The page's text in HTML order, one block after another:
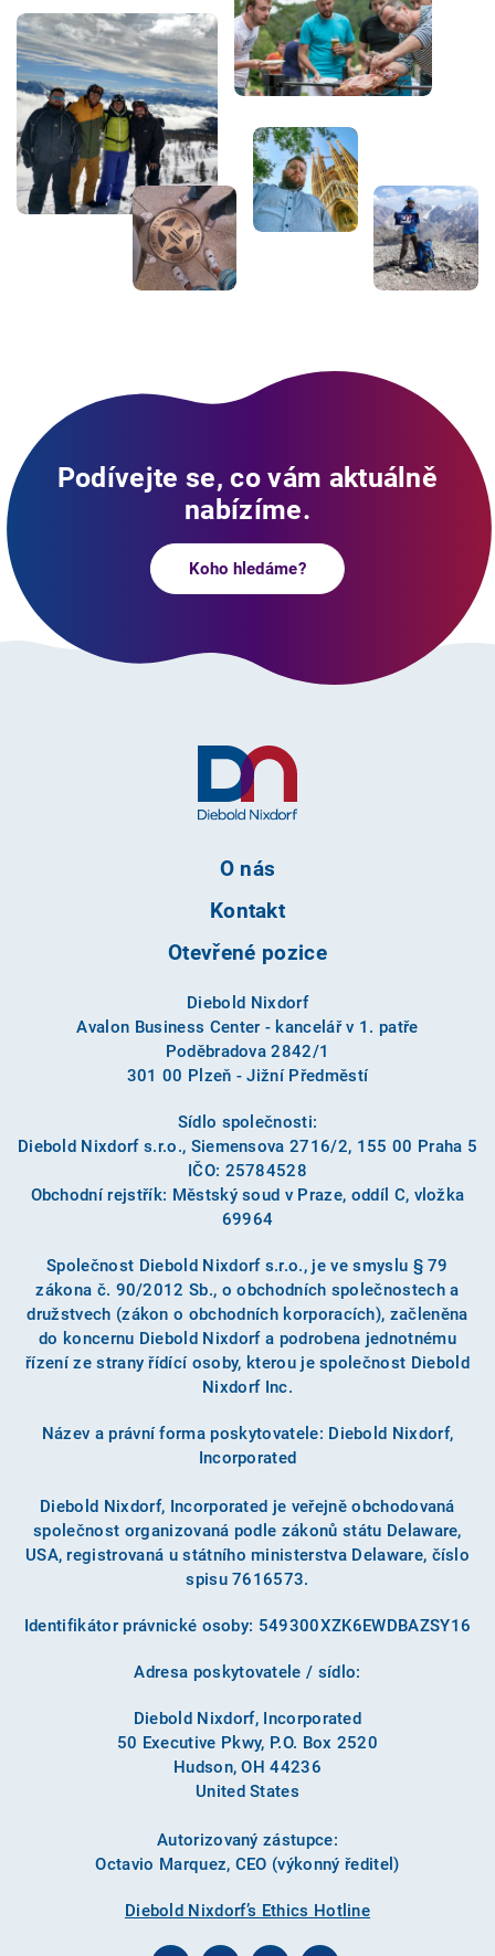
Podívejte se, co vám aktuálně
nabízíme.
Koho hledáme?
O nás
Kontakt
Otevřené pozice
Diebold Nixdorf
Avalon Business Center - kancelář v 1. patře
Poděbradova 2842/1
301 00 Plzeň - Jižní Předměstí
Sídlo společnosti:
Diebold Nixdorf s.r.o., Siemensova 2716/2, 155 00 Praha 5
IČO: 25784528
Obchodní rejstřík: Městský soud v Praze, oddíl C, vložka
69964
Společnost Diebold Nixdorf s.r.o., je ve smyslu § 79
zákona č. 90/2012 Sb., o obchodních společnostech a
družstvech (zákon o obchodních korporacích), začleněna
do koncernu Diebold Nixdorf a podrobena jednotnému
řízení ze strany řídící osoby, kterou je společnost Diebold
Nixdorf Inc.
Název a právní forma poskytovatele: Diebold Nixdorf,
Incorporated
Diebold Nixdorf, Incorporated je veřejně obchodovaná
společnost organizovaná podle zákonů státu Delaware,
USA, registrovaná u státního ministerstva Delaware, číslo
spisu 7616573.
Identifikátor právnické osoby: 549300XZK6EWDBAZSY16
Adresa poskytovatele / sídlo:
Diebold Nixdorf, Incorporated
50 Executive Pkwy, P.O. Box 2520
Hudson, OH 44236
United States
Autorizovaný zástupce:
Octavio Marquez, CEO (výkonný ředitel)
Diebold Nixdorf’s Ethics Hotline